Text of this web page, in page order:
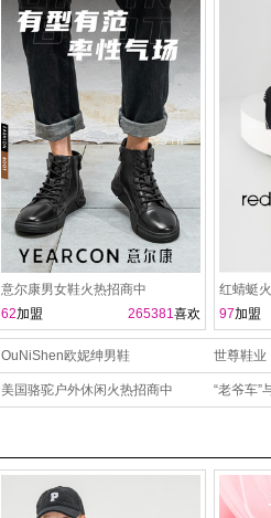
意尔康男女鞋火热招商中
265381喜欢
62加盟
红蜻蜓
97加盟
OuNiShen欧妮绅男鞋 世尊鞋业
牌折扣店
美国骆驼户外休闲火热招商中 “老爷车”